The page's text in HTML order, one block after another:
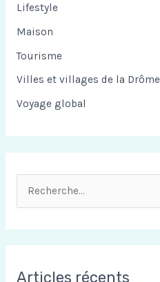
Lifestyle
Maison
Tourisme
Villes et villages de la Drôme
Voyage global
Articles récents